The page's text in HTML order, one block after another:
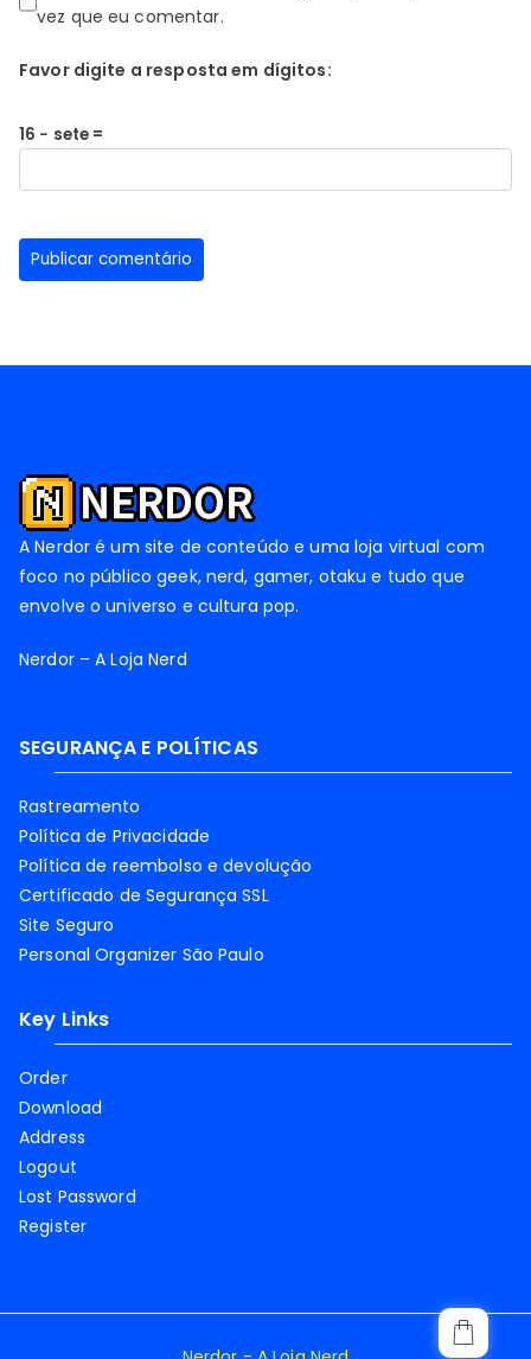
vez que eu comentar.
Favor digite a resposta em dígitos:
16 − sete =
A Nerdor é um site de conteúdo e uma loja virtual com
foco no público geek, nerd, gamer, otaku e tudo que
envolve o universo e cultura pop.
Nerdor – A Loja Nerd
SEGURANÇA E POLÍTICAS
Rastreamento
Política de Privacidade
Política de reembolso e devolução
Certificado de Segurança SSL
Site Seguro
Personal Organizer São Paulo
Key Links
Order
Download
Address
Logout
Lost Password
Register